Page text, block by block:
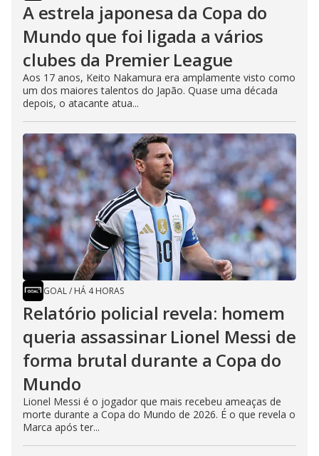
A estrela japonesa da Copa do
Mundo que foi ligada a vários
clubes da Premier League
Aos 17 anos, Keito Nakamura era amplamente visto como
um dos maiores talentos do Japão. Quase uma década
depois, o atacante atua...
GOAL/ HÁ 4 HORAS
Relatório policial revela: homem
queria assassinar Lionel Messi de
forma brutal durante a Copa do
Mundo
Lionel Messi é o jogador que mais recebeu ameaças de
morte durante a Copa do Mundo de 2026. É o que revela o
Marca após ter...